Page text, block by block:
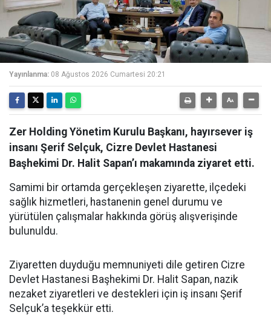
Yayınlanma: 08 Ağustos 2026 Cumartesi 20:21
Zer Holding Yönetim Kurulu Başkanı, hayırsever iş
insanı Şerif Selçuk, Cizre Devlet Hastanesi
Başhekimi Dr. Halit Sapan’ı makamında ziyaret etti.
Samimi bir ortamda gerçekleşen ziyarette, ilçedeki
sağlık hizmetleri, hastanenin genel durumu ve
yürütülen çalışmalar hakkında görüş alışverişinde
bulunuldu.
Ziyaretten duyduğu memnuniyeti dile getiren Cizre
Devlet Hastanesi Başhekimi Dr. Halit Sapan, nazik
nezaket ziyaretleri ve destekleri için iş insanı Şerif
Selçuk’a teşekkür etti.